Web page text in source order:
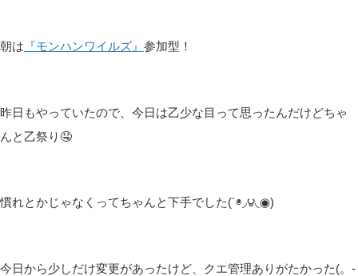
朝は 『モンハンワイルズ』 参加型！
昨日もやっていたので、今日は乙少な目って思ったんだけどちゃ
んと乙祭り🤤
慣れとかじゃなくってちゃんと下手でした(´◉◞౪◟◉)
今日から少しだけ変更があったけど、クエ管理ありがたかった(。-